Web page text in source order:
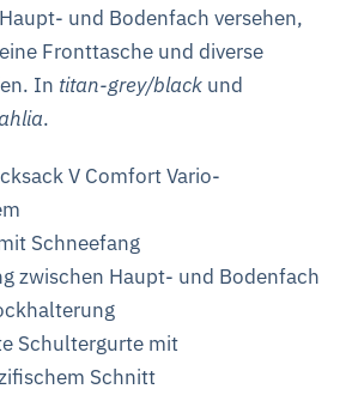
und Bodenfach versehen,
Fronttasche und diverse
In titan-grey/black und
.
V Comfort Vario-
Schneefang
zwischen Haupt- und Bodenfach
Schultergurte mit
Schnitt